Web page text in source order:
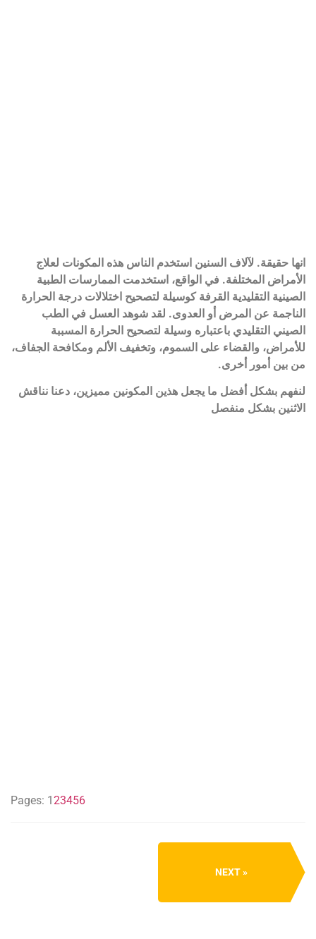
انها حقيقة. لآلاف السنين استخدم الناس هذه المكونات لعلاج
الأمراض المختلفة. في الواقع، استخدمت الممارسات الطبية
الصينية التقليدية القرفة كوسيلة لتصحيح اختلالات درجة الحرارة
الناجمة عن المرض أو العدوى. لقد شوهد العسل في الطب
الصيني التقليدي باعتباره وسيلة لتصحيح الحرارة المسببة
للأمراض، والقضاء على السموم، وتخفيف الألم ومكافحة الجفاف،
من بين أمور أخرى.
لنفهم بشكل أفضل ما يجعل هذين المكونين مميزين، دعنا نناقش
الاثنين بشكل منفصل
Pages: 123456
NEXT